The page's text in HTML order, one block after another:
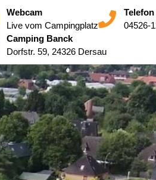
Webcam
Live vom Campingplatz
Telefon
04526-
Camping Banck
Dorfstr. 59, 24326 Dersau